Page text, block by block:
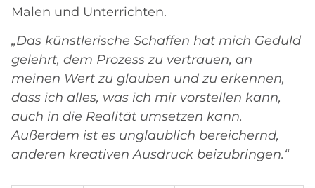
Malen und Unterrichten.
„Das künstlerische Schaffen hat mich Geduld
gelehrt, dem Prozess zu vertrauen, an
meinen Wert zu glauben und zu erkennen,
dass ich alles, was ich mir vorstellen kann,
auch in die Realität umsetzen kann.
Außerdem ist es unglaublich bereichernd,
anderen kreativen Ausdruck beizubringen.“